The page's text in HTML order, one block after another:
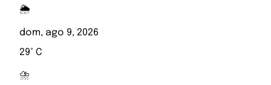
🌦️
dom, ago 9, 2026
29° C
⛈️